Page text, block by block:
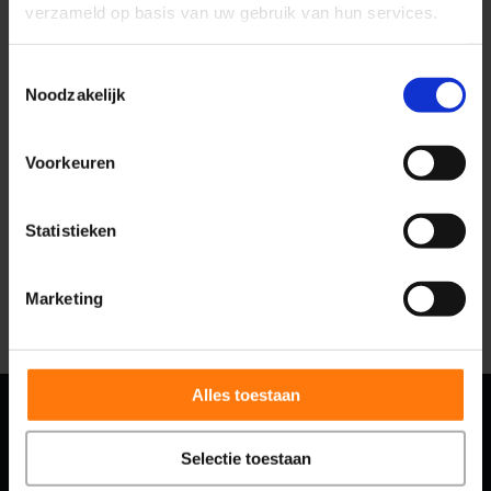
verzameld op basis van uw gebruik van hun services.
Noodzakelijk
Voorkeuren
Statistieken
Marketing
Alles toestaan
Selectie toestaan
Krachtcentralezwolle